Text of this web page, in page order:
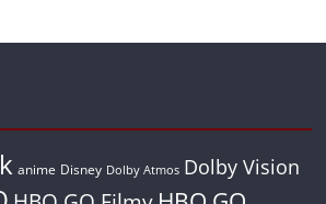
anime Disney Dolby Atmos Dolby Vision